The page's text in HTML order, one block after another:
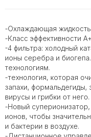
-Охлаждающая жидкость
-Класс эффективности
-4 фильтра: холодный
ионы серебра и
технологиям.
-технология, которая
запахи,
вирусы и грибки от него.
-Новый
ионов, чтобы
и бактерии в воздухе.